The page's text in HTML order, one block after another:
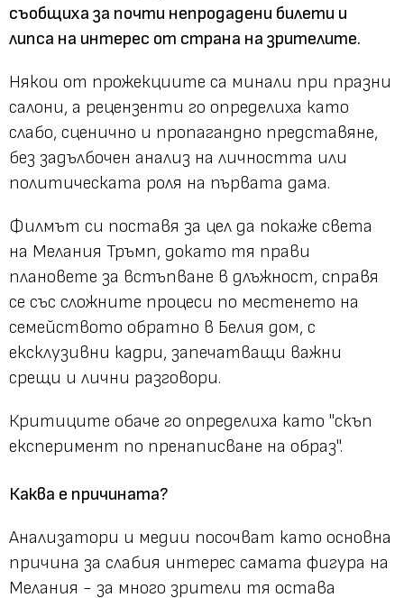
съобщиха за почти непродадени билети и
липса на интерес от страна на зрителите.
Някои от прожекциите са минали при празни
салони, а рецензенти го определиха като
слабо, сценично и пропагандно представяне,
без задълбочен анализ на личността или
политическата роля на първата дама.
Филмът си поставя за цел да покаже света
на Мелания Тръмп, докато тя прави
плановете за встъпване в длъжност, справя
се със сложните процеси по местенето на
семейството обратно в Белия дом, с
ексклузивни кадри, запечатващи важни
срещи и лични разговори.
Критиците обаче го определиха като "скъп
експеримент по пренаписване на образ".
Каква е причината?
Анализатори и медии посочват като основна
причина за слабия интерес самата фигура на
Мелания - за много зрители тя остава